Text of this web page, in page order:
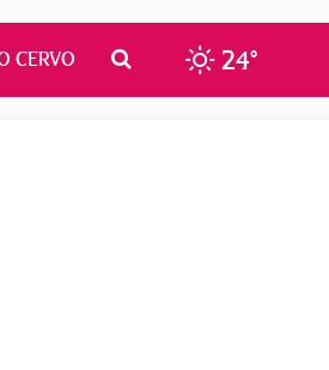
CERVO 24°